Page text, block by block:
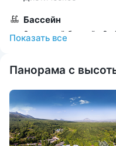
Бассейн
Закрытый
Расстояние
От Аэропорта 25 км
В парке
Источник на
До центра города 7 км
Показать всe
Панорама с